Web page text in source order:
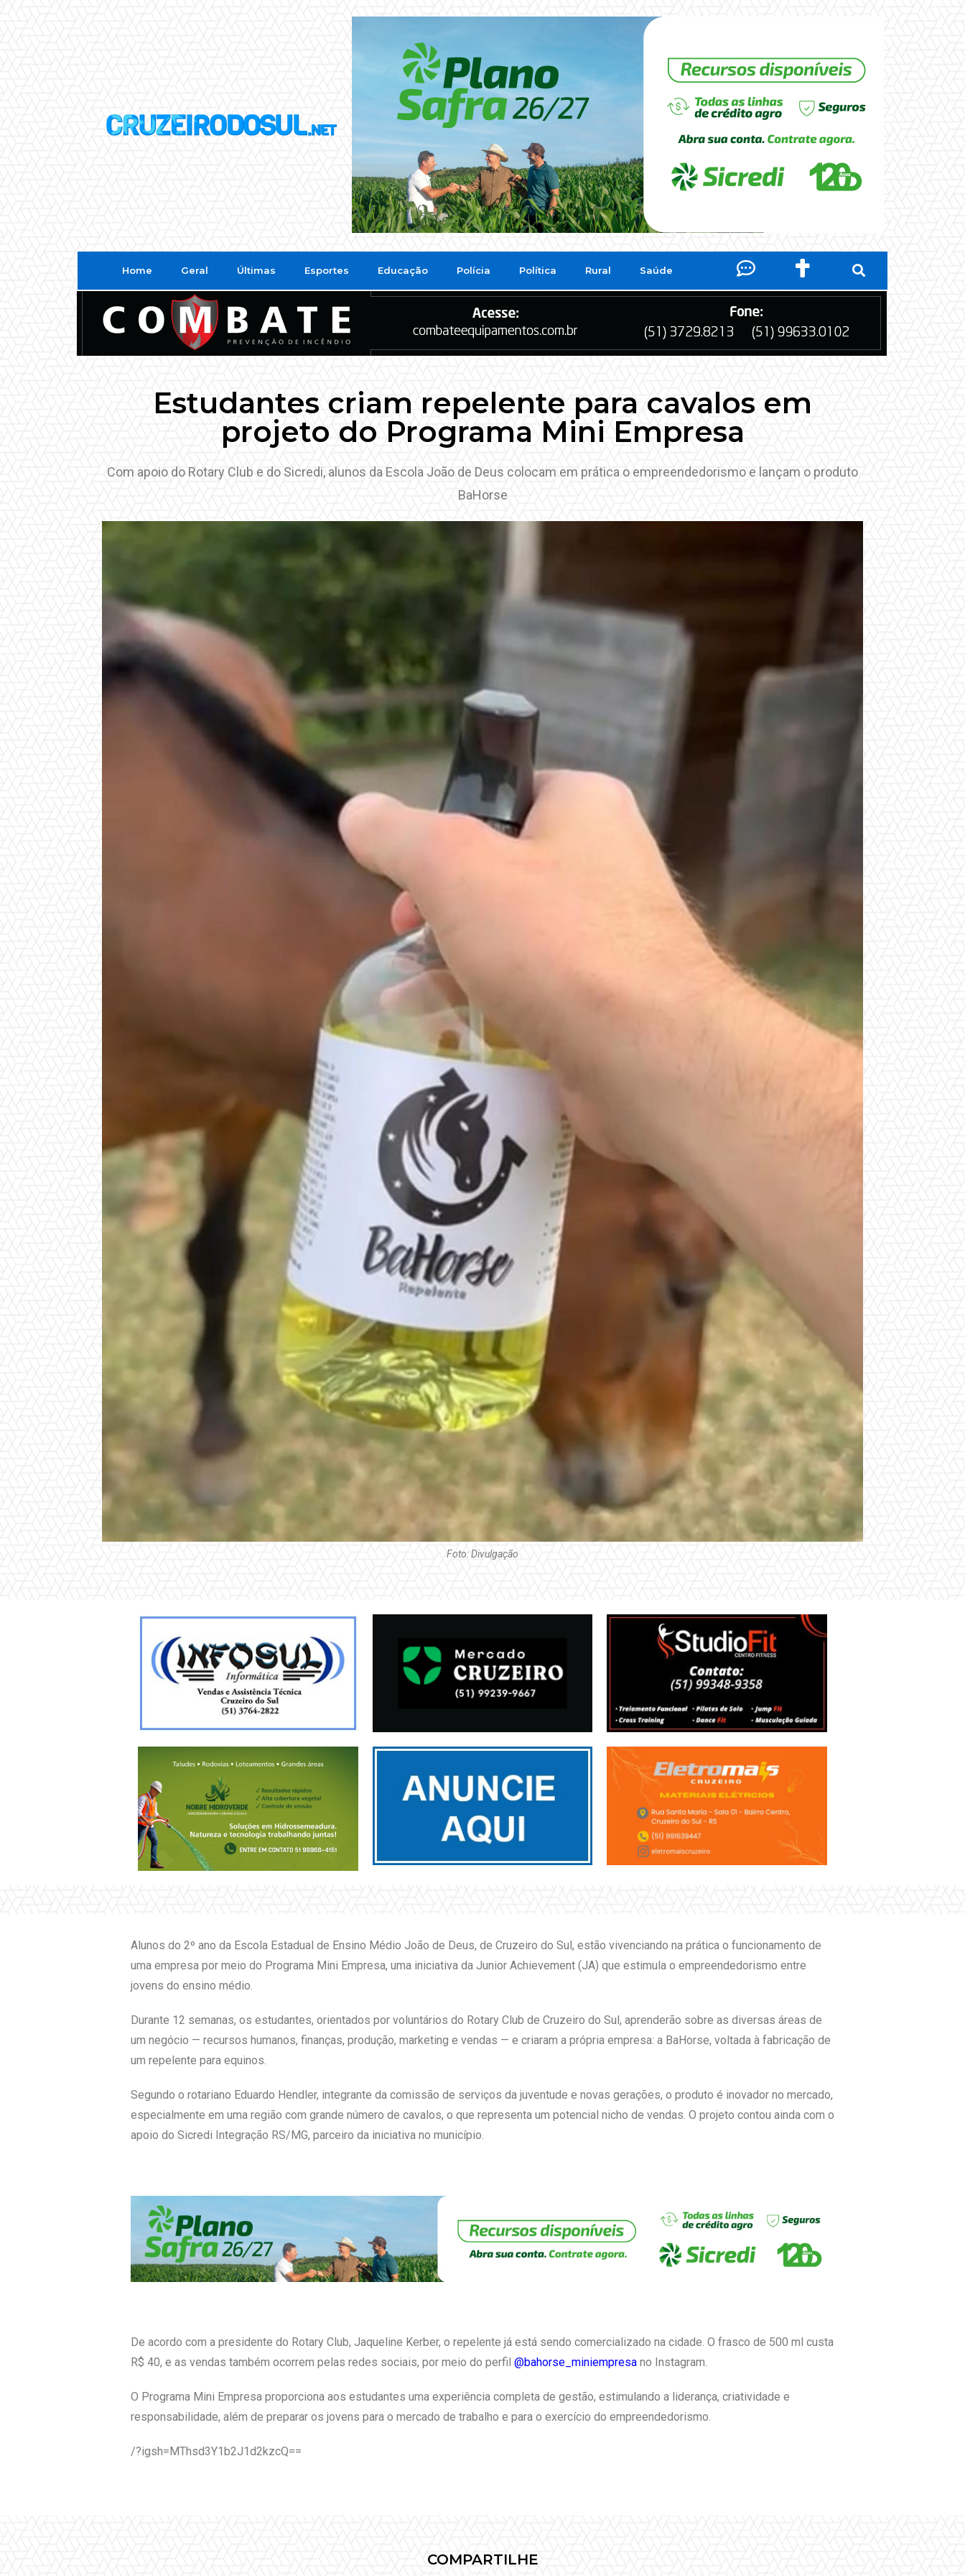
Home Geral Últimas Esportes Educação Polícia Política Rural Saúde
Estudantes criam repelente para cavalos em
projeto do Programa Mini Empresa
Com apoio do Rotary Club e do Sicredi, alunos da Escola João de Deus colocam em prática o empreendedorismo e lançam o produto
BaHorse
Foto: Divulgação
Alunos do 2º ano da Escola Estadual de Ensino Médio João de Deus, de Cruzeiro do Sul, estão vivenciando na prática o funcionamento de
uma empresa por meio do Programa Mini Empresa, uma iniciativa da Junior Achievement (JA) que estimula o empreendedorismo entre
jovens do ensino médio.
Durante 12 semanas, os estudantes, orientados por voluntários do Rotary Club de Cruzeiro do Sul, aprenderão sobre as diversas áreas de
um negócio — recursos humanos, finanças, produção, marketing e vendas — e criaram a própria empresa: a BaHorse, voltada à fabricação de
um repelente para equinos.
Segundo o rotariano Eduardo Hendler, integrante da comissão de serviços da juventude e novas gerações, o produto é inovador no mercado,
especialmente em uma região com grande número de cavalos, o que representa um potencial nicho de vendas. O projeto contou ainda com o
apoio do Sicredi Integração RS/MG, parceiro da iniciativa no município.
De acordo com a presidente do Rotary Club, Jaqueline Kerber, o repelente já está sendo comercializado na cidade. O frasco de 500 ml custa
R$ 40, e as vendas também ocorrem pelas redes sociais, por meio do perfil @bahorse_miniempresa no Instagram.
O Programa Mini Empresa proporciona aos estudantes uma experiência completa de gestão, estimulando a liderança, criatividade e
responsabilidade, além de preparar os jovens para o mercado de trabalho e para o exercício do empreendedorismo.
/?igsh=MThsd3Y1b2J1d2kzcQ==
COMPARTILHE